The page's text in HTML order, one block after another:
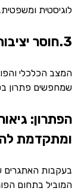
לוגיסטית ומשפטית.
3.חוסר יציבות כלכלית ופוליטית
המצב הכלכלי
שמחפשים פתרון
הפתרון:
ומתקדמת
בעקבות האתגרים
המוביל בתחום